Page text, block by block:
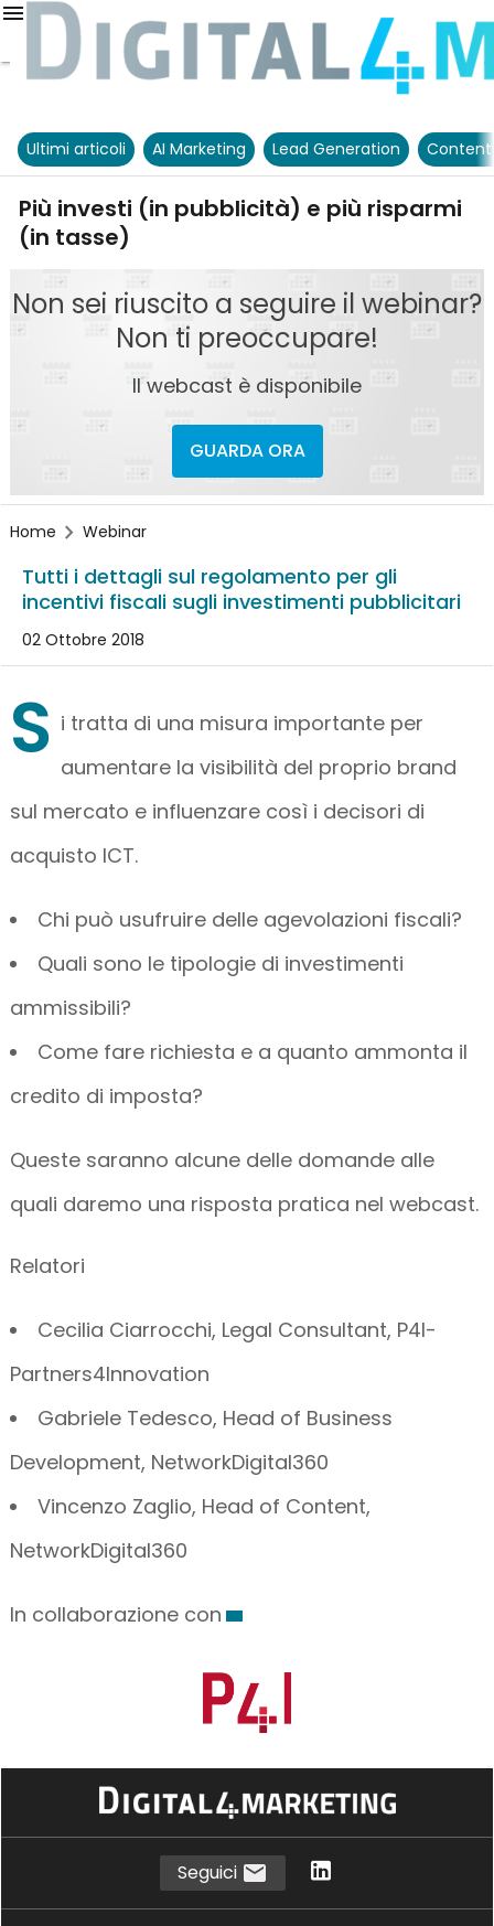
Ultimi articoli AI Marketing Lead Generation
Più investi (in pubblicità) e più risparmi
(in tasse)
Non sei riuscito a seguire il webinar?
Non ti preoccupare!
Il webcast è disponibile
GUARDA ORA
Home Webinar
Tutti i dettagli sul regolamento per gli
incentivi fiscali sugli investimenti pubblicitari
02 Ottobre 2018
S i tratta di una misura importante per
aumentare la visibilità del proprio brand
sul mercato e influenzare così i decisori di
acquisto ICT.
Chi può usufruire delle agevolazioni fiscali?
Quali sono le tipologie di investimenti
ammissibili?
Come fare richiesta e a quanto ammonta il
credito di imposta?
Queste saranno alcune delle domande alle
quali daremo una risposta pratica nel webcast.
Relatori
Cecilia Ciarrocchi, Legal Consultant, P4I-
Partners4Innovation
Gabriele Tedesco, Head of Business
Development, NetworkDigital360
Vincenzo Zaglio, Head of Content,
NetworkDigital360
In collaborazione con
Seguici